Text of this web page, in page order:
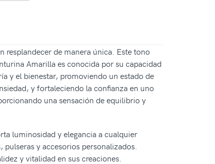
resplandecer de manera única. Este tono
Amarilla es conocida por su capacidad
y el bienestar, promoviendo un estado de
y fortaleciendo la confianza en uno
una sensación de equilibrio y
luminosidad y elegancia a cualquier
y accesorios personalizados.
y vitalidad en sus creaciones.